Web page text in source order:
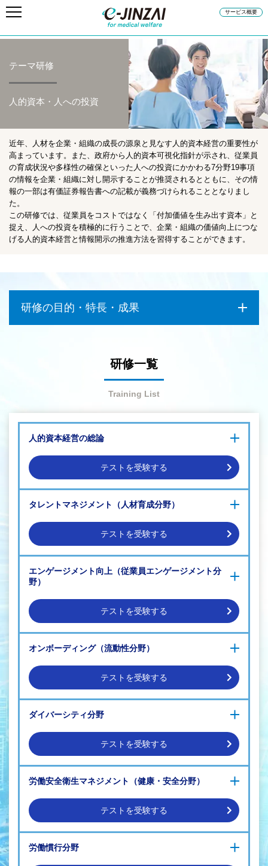
サービス概要
テーマ研修
人的資本・人への投資
近年、人材を企業・組織の成長の源泉と見なす人的資本経営の重要性が
高まっています。また、政府から人的資本可視化指針が示され、従業員
の育成状況や多様性の確保といった人への投資にかかわる7分野19事項
の情報を企業・組織に対し開示することが推奨されるとともに、その情
報の一部は有価証券報告書への記載が義務づけられることとなりまし
た。
この研修では、従業員をコストではなく「付加価値を生み出す資本」と
捉え、人への投資を積極的に行うことで、企業・組織の価値向上につな
げる人的資本経営と情報開示の推進方法を習得することができます。
研修の目的・特長・成果
人的資本経営に関する理解を促進し、人的資本経営を実現して
いくためのヒントを得たい
人的資本経営を進めたいが、実際に各分野への投資を行ってい
く施策を具体的に学びたい
わかりやすく教えてほしい
POINT 1
人的資本経営を推進していくためには、人的資本経営とは何か、それ
備の動きなど、人的資本経営の重要性や動向を自社や自組織内で理解
を深める必要があります。
それらの基礎知識をしっかりと学ぶことができる人的資本経営の総論
プログラムを提供します。
POINT 2
経営の各論です。
政府の人的資本可視化指針には、人材育成、従業員エンゲージメン
ト、ダイバーシティなど、7つの分野が取り上げられています。
それらの各分野を具体的に学び、自社や自組織で実践する手法を身に
研修一覧
Training List
人的資本経営の総論
テストを受験する
～人的資本経営とHCMアプリケーション～
～産業人材政策と国際標準～
人的資本経営理解促進研修（実践編）
人的資本情報開示方法習得研修（実践編）
「人的資本の情報開示」実務対応
い社労士が行うべきこと～
タレントマネジメント（人材育成分野）
テストを受験する
タレントマネジメント研修（実践編）
人材育成や従業員満足度UP、定着につながるタレントマネ
エンゲージメント向上（従業員エンゲージメント分
野）
テストを受験する
従業員エンゲージメント向上研修（施策・ケーススタディ
従業員エンゲージメント向上研修（人的資本開示編）
オンボーディング（流動性分野）
テストを受験する
オンボーディング（定着・戦力化）研修（実践編）
後継者育成計画（サクセッションプラン）策定研修（基礎
編）
後継者育成計画（サクセッションプラン）策定研修（実践
ダイバーシティ分野
テストを受験する
人的資本経営とダイバーシティ
労働安全衛生マネジメント（健康・安全分野）
テストを受験する
【労働安全衛生基礎研修】労働安全衛生の実務
労働慣行分野